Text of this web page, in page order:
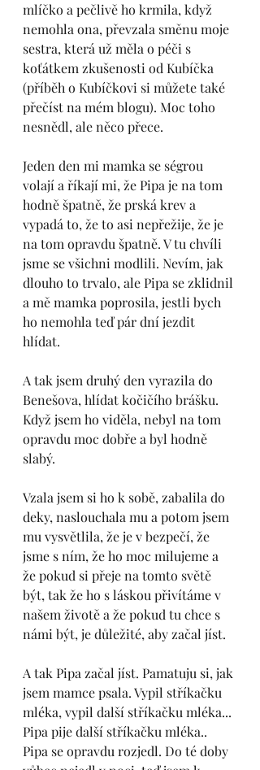
mlíčko a pečlivě ho krmila, když
nemohla ona, převzala směnu moje
sestra, která už měla o péči s
koťátkem zkušenosti od Kubíčka
(příběh o Kubíčkovi si můžete také
přečíst na mém blogu). Moc toho
nesnědl, ale něco přece.
Jeden den mi mamka se ségrou
volají a říkají mi, že Pipa je na tom
hodně špatně, že prská krev a
vypadá to, že to asi nepřežije, že je
na tom opravdu špatně. V tu chvíli
jsme se všichni modlili. Nevím, jak
dlouho to trvalo, ale Pipa se zklidnil
a mě mamka poprosila, jestli bych
ho nemohla teď pár dní jezdit
hlídat.
A tak jsem druhý den vyrazila do
Benešova, hlídat kočičího brášku.
Když jsem ho viděla, nebyl na tom
opravdu moc dobře a byl hodně
slabý.
Vzala jsem si ho k sobě, zabalila do
deky, naslouchala mu a potom jsem
mu vysvětlila, že je v bezpečí, že
jsme s ním, že ho moc milujeme a
že pokud si přeje na tomto světě
být, tak že ho s láskou přivítáme v
našem životě a že pokud tu chce s
námi být, je důležité, aby začal jíst.
A tak Pipa začal jíst. Pamatuju si, jak
jsem mamce psala. Vypil stříkačku
mléka, vypil další stříkačku mléka...
Pipa pije další stříkačku mléka..
Pipa se opravdu rozjedl. Do té doby